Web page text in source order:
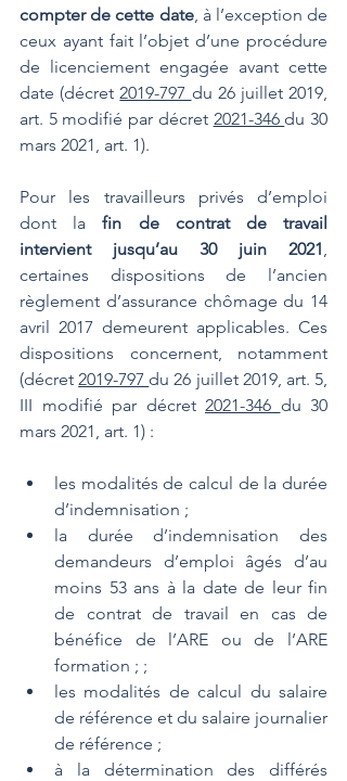
compter de cette date, à l’exception de
ceux ayant fait l’objet d’une procédure
de licenciement engagée avant cette
date (décret 2019-797 du 26 juillet 2019,
art. 5 modifié par décret 2021-346 du 30
mars 2021, art. 1).
Pour les travailleurs privés d’emploi
dont la fin de contrat de travail
intervient jusqu’au 30 juin 2021,
certaines dispositions de l’ancien
règlement d’assurance chômage du 14
avril 2017 demeurent applicables. Ces
dispositions concernent, notamment
(décret 2019-797 du 26 juillet 2019, art. 5,
III modifié par décret 2021-346 du 30
mars 2021, art. 1) :
les modalités de calcul de la durée
d’indemnisation ;
la durée d’indemnisation des
demandeurs d’emploi âgés d’au
moins 53 ans à la date de leur fin
de contrat de travail en cas de
bénéfice de l’ARE ou de l’ARE
formation ; ;
les modalités de calcul du salaire
de référence et du salaire journalier
de référence ;
à la détermination des différés